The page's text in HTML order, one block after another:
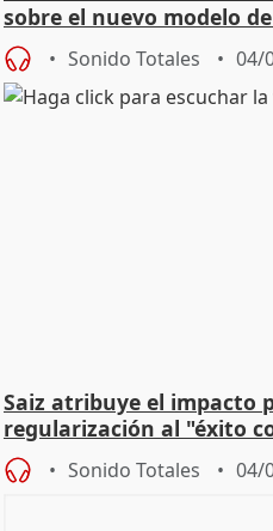
sobre el nuevo modelo
Sonido Totales 04/
Saiz atribuye el impacto
regularización al "éxito
Sonido Totales 04/